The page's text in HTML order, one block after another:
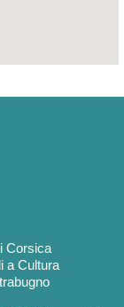
Corsica
a Cultura